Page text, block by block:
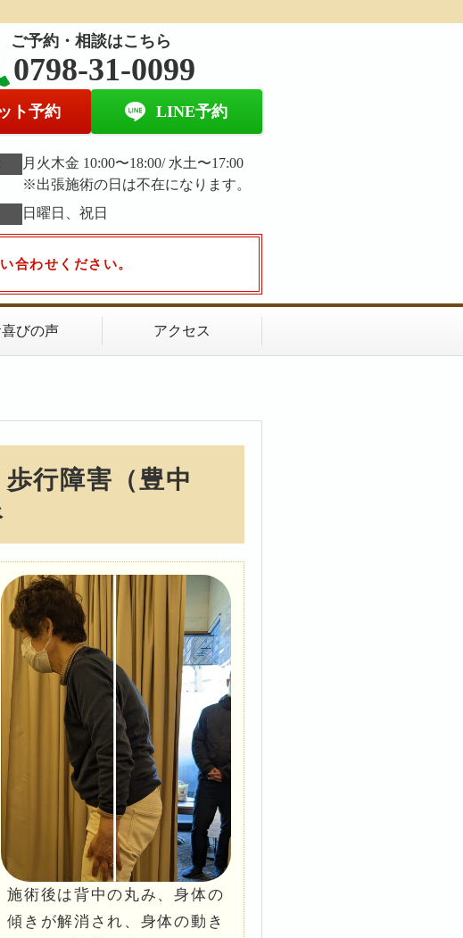
ご予約・相談はこちら
0798-31-0099
ト予約 LINE予約
月火木金 10:00〜18:00/ 水土〜17:00
※出張施術の日は不在になります。
日曜日、祝日
合わせください。
びの声 アクセス
行障害（豊中
施術後は背中の丸み、身体の
傾きが解消され、身体の動き